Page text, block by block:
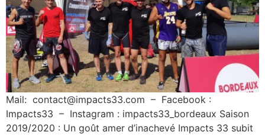
Mail: contact@impacts33.com – Facebook :
Impacts33 – Instagram : impacts33_bordeaux Saison
2019/2020 : Un goût amer d’inachevé Impacts 33 subit